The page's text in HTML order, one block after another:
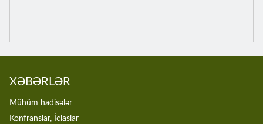
XƏBƏRLƏR
Mühüm hadisələr
Konfranslar, İclaslar